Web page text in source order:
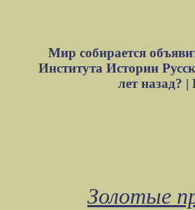
Мир собирается
Института Истории
лет назад? |
Золотые